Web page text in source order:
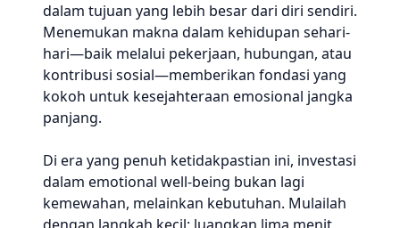
dalam tujuan yang lebih besar dari diri sendiri.
Menemukan makna dalam kehidupan sehari-
hari—baik melalui pekerjaan, hubungan, atau
kontribusi sosial—memberikan fondasi yang
kokoh untuk kesejahteraan emosional jangka
panjang.
Di era yang penuh ketidakpastian ini, investasi
dalam emotional well-being bukan lagi
kemewahan, melainkan kebutuhan. Mulailah